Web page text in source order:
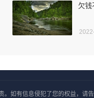
欠钱
如有信息侵犯了您的权益，请